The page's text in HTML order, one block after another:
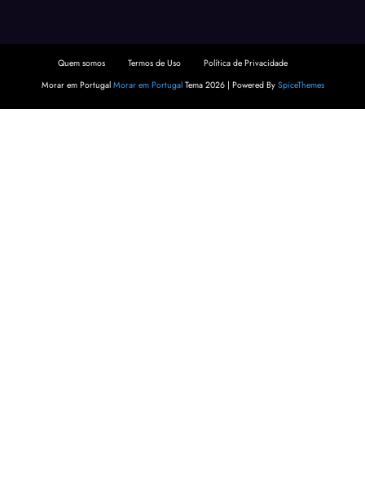
Quem somos Termos de Uso
Política de Privacidade
Morar em Portugal Morar em PortugalTema 2026 | Powered By SpiceThemes